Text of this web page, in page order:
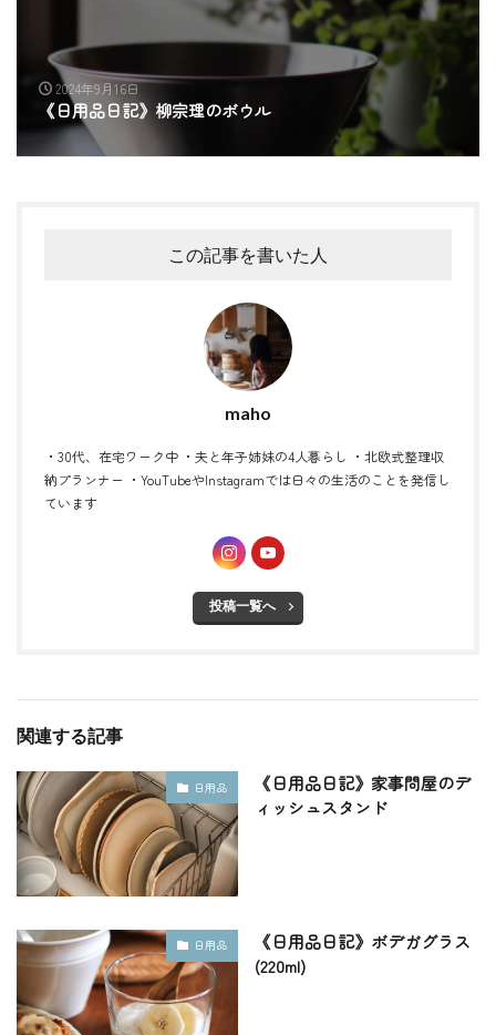
2024年9月16日
《日用品日記》柳宗理のボウル
この記事を書いた人
maho
・30代、在宅ワーク中 ・夫と年子姉妹の4人暮らし ・北欧式整理収
納プランナー ・YouTubeやInstagramでは日々の生活のことを発信し
ています
投稿一覧へ
関連する記事
日用品
《日用品日記》家事問屋のデ
ィッシュスタンド
日用品
《日用品日記》ボデガグラス
(220ml)